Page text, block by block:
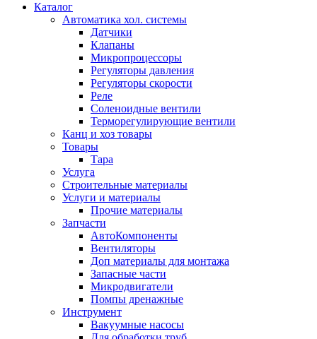
Каталог
Автоматика хол. системы
Датчики
Клапаны
Микропроцессоры
Регуляторы давления
Регуляторы скорости
Реле
Соленоидные вентили
Терморегулирующие вентили
Канц и хоз товары
Товары
Тара
Услуга
Строительные материалы
Услуги и материалы
Прочие материалы
Запчасти
АвтоКомпоненты
Вентиляторы
Доп материалы для монтажа
Запасные части
Микродвигатели
Помпы дренажные
Инструмент
Вакуумные насосы